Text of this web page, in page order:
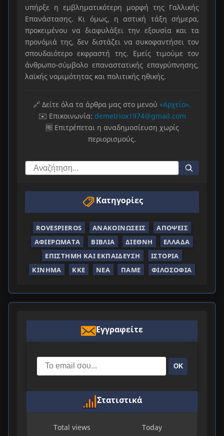
υπήρξε η εμβληματικότερη μορφή της Γαλλικής
Επανάστασης. Κι όμως, η αστική τάξη σήμερα,
προκειμένου να διαφυλάξει την εξουσία και τα
προνόμιά της, δεν διστάζει να συκοφαντήσει τον
σπουδαιότερο εκφραστή της. Εμείς τιμούμε τον
άνθρωπο-σύμβολο επαναστατικής επαγρύπνησης,
λαϊκής νομιμότητας και πολιτικής ηθικής.
🔗 Δείτε όλα τα άρθρα μας στο μενού «Αρχείο».
✉️ Επικοινωνία: demetriox1974@gmail.com
🆓 Επιτρέπεται η αναδημοσίευση χωρίς
περιορισμούς.
Κατηγορίες
ROVESPIEROS ΑΝΑΚΟΙΝΏΣΕΙΣ
ΑΠΌΨΕΙΣ
ΑΦΙΕΡΏΜΑΤΑ
ΒΙΒΛΊΑ ΔΙΕΘΝΉ
ΕΛΛΆΔΑ
ΕΠΙΣΤΉΜΗ ΚΑΙ ΕΚΠΑΊΔΕΥΣΗ
ΙΣΤΟΡΊΑ
ΚΊΝΗΜΑ
ΚΚΕ ΝΈΑ ΠΑΜΕ ΦΙΛΟΣΟΦΊΑ
Εγγραφείτε
ΟΚ
Στατιστικά
Total views Today